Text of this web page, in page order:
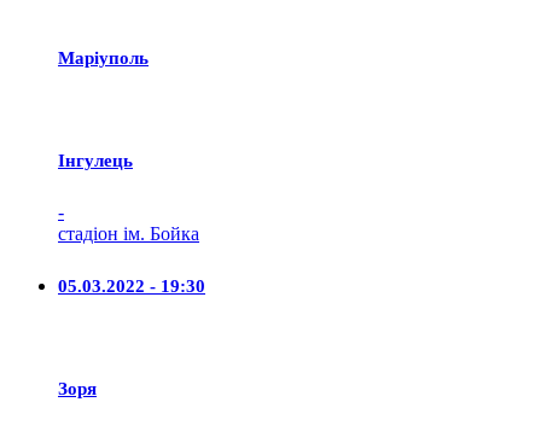
Маріуполь
Iнгулець
-
стадіон ім. Бойка
05.03.2022 - 19:30
Зоря